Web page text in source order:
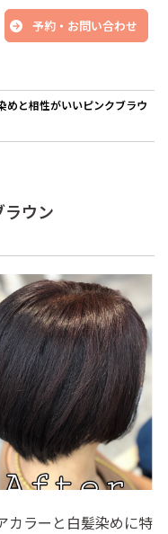
予約・お問い合わせ
めと相性がいいピンクブラウ
ウン
カラーと白髪染めに特